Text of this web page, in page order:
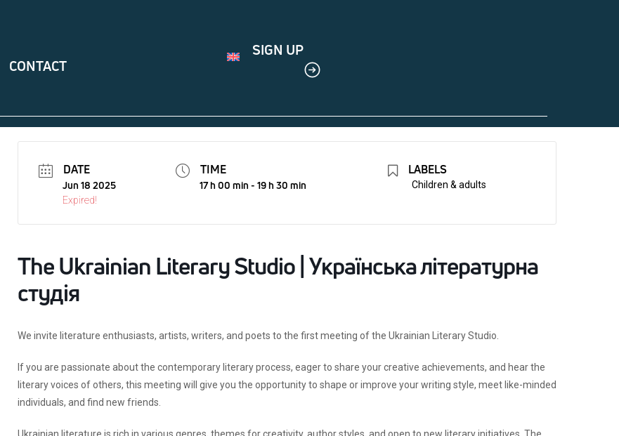
CONTACT
SIGN UP
DATE
Jun 18 2025
Expired!
TIME
17 h 00 min - 19 h 30 min
LABELS
Children & adults
The Ukrainian Literary Studio | Українська літературна
студія
We invite literature enthusiasts, artists, writers, and poets to the first meeting of the Ukrainian Literary Studio.
If you are passionate about the contemporary literary process, eager to share your creative achievements, and hear the
literary voices of others, this meeting will give you the opportunity to shape or improve your writing style, meet like-minded
individuals, and find new friends.